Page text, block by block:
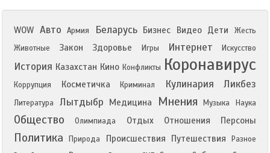
WOW Авто Армия Беларусь Бизнес Видео Дети
Жесть
Животные
Закон Здоровье Игры Интернет Искусство
История Казахстан Кино Конфликты Коронавирус
Коррупция Косметичка Криминал Кулинария Ликбез
Литература Лытдыбр Медицина Мнения Музыка Наука
Общество Олимпиада Отдых Отношения Персоны
Политика Природа Происшествия Путешествия
Разное